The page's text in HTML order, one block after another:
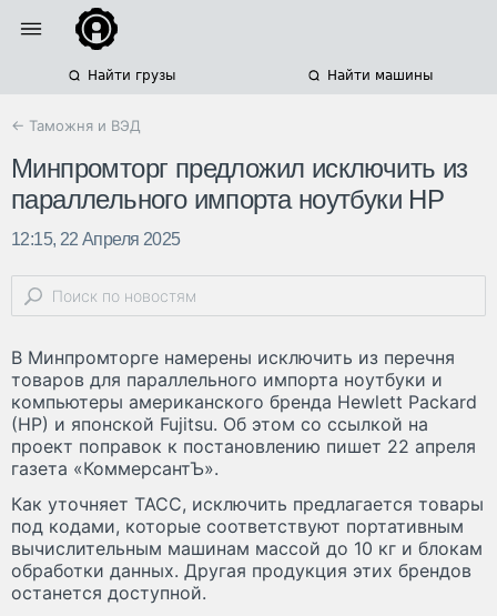
Найти грузы Найти машины
← Таможня и ВЭД
Минпромторг предложил исключить из
параллельного импорта ноутбуки HP
12:15, 22 Апреля 2025
В Минпромторге намерены исключить из перечня
товаров для параллельного импорта ноутбуки и
компьютеры американского бренда Hewlett Packard
(HP) и японской Fujitsu. Об этом со ссылкой на
проект поправок к постановлению пишет 22 апреля
газета «КоммерсантЪ».
Как уточняет ТАСС, исключить предлагается товары
под кодами, которые соответствуют портативным
вычислительным машинам массой до 10 кг и блокам
обработки данных. Другая продукция этих брендов
останется доступной.